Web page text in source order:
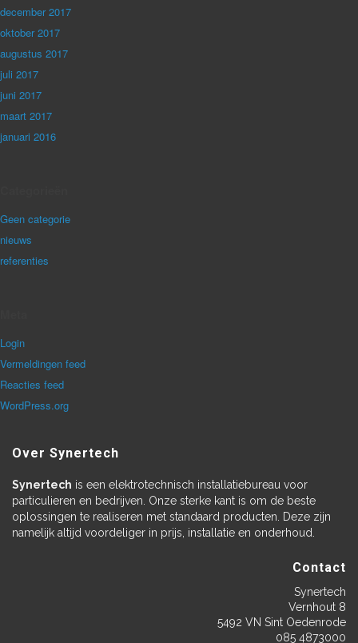
december 2017
oktober 2017
augustus 2017
juli 2017
juni 2017
maart 2017
januari 2016
Geen categorie
nieuws
referenties
Login
Vermeldingen feed
Reacties feed
WordPress.org
Over Synertech
Synertech is een elektrotechnisch installatiebureau voor
particulieren en bedrijven. Onze sterke kant is om de beste
oplossingen te realiseren met standaard producten. Deze zijn
namelijk altijd voordeliger in prijs, installatie en onderhoud.
Contact
Synertech
Vernhout 8
5492 VN Sint Oedenrode
085 4873000